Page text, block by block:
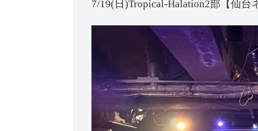
7/19(日)Tropical-Halation2部【仙台